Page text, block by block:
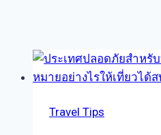
Travel Tips